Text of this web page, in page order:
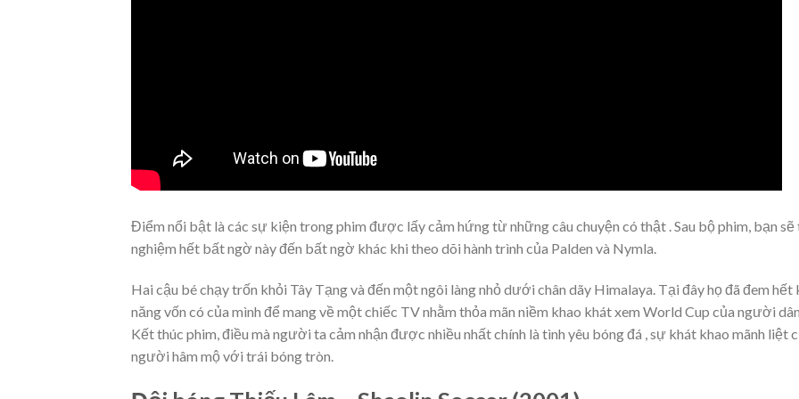
Điểm nổi bật là các sự kiện trong phim được lấy cảm hứng từ những câu chuyện có thật . Sau bộ phim, bạn sẽ
nghiệm hết bất ngờ này đến bất ngờ khác khi theo dõi hành trình của Palden và Nymla.
Hai cậu bé chạy trốn khỏi Tây Tạng và đến một ngôi làng nhỏ dưới chân dãy Himalaya. Tại đây họ đã đem hết
năng vốn có của mình để mang về một chiếc TV nhằm thỏa mãn niềm khao khát xem World Cup của người
Kết thúc phim, điều mà người ta cảm nhận được nhiều nhất chính là tình yêu bóng đá , sự khát khao mãnh liệt
người hâm mộ với trái bóng tròn.